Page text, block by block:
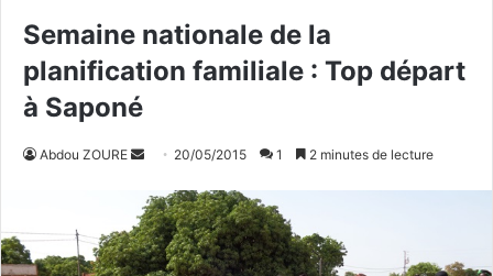
Semaine nationale de la
planification familiale : Top départ
à Saponé
Abdou ZOURE
v
o
y
20/05/2015 1 2 minutes de lecture